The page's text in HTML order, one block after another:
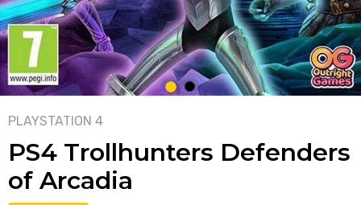
1 2
PLAYSTATION 4
PS4 Trollhunters Defenders
of Arcadia